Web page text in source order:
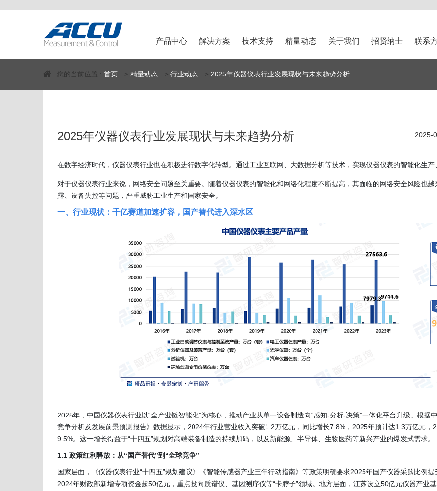
产品中心 解决方案 技术支持 精量动态 关于我们 招贤纳士 联系
您的当前位置 : 首页 > 精量动态 > 行业动态 > 2025年仪器仪表行业发展现状与未来趋势分析
2025年仪器仪表行业发展现状与未来趋势分析 2025-
在数字经济时代，仪器仪表行业也在积极进行数字化转型。通过工业互联网、大数据分析等技术，实现仪器仪表的智能化生产
对于仪器仪表行业来说，网络安全问题至关重要。随着仪器仪表的智能化和网络化程度不断提高，其面临的网络安全风险也
露、设备失控等问题，严重威胁工业生产和国家安全。
一、行业现状：千亿赛道加速扩容，国产替代进入深水区
2025年，中国仪器仪表行业以“全产业链智能化”为核心，推动产业从单一设备制造向“感知-分析-决策”一体化平台升级。根
竞争分析及发展前景预测报告》数据显示，2024年行业营业收入突破1.2万亿元，同比增长7.8%，2025年预计达1.3万亿元
9.5%。这一增长得益于“十四五”规划对高端装备制造的持续加码，以及新能源、半导体、生物医药等新兴产业的爆发式需求。
1.1 政策红利释放：从“国产替代”到“全球竞争”
国家层面，《仪器仪表行业“十四五”规划建议》《智能传感器产业三年行动指南》等政策明确要求2025年国产仪器采购比例
2024年财政部新增专项资金超50亿元，重点投向质谱仪、基因测序仪等“卡脖子”领域。地方层面，江苏设立50亿元仪器产业